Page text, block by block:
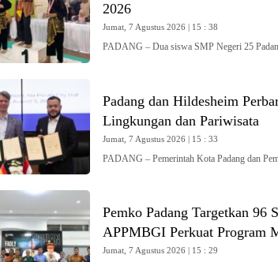
2026
Jumat, 7 Agustus 2026 | 15 : 38
PADANG – Dua siswa SMP Negeri 25
Padang dan Hildesheim
Lingkungan dan Pariwisata
Jumat, 7 Agustus 2026 | 15 : 33
PADANG – Pemerintah Kota Padang dan
Pemko Padang Targetkan 96
APPMBGI Perkuat Program
Jumat, 7 Agustus 2026 | 15 : 29